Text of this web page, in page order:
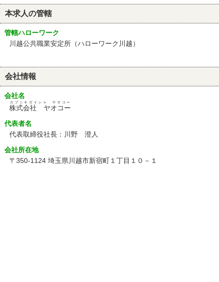
本求人の管轄
管轄ハローワーク
川越公共職業安定所（ハローワーク川越）
会社情報
会社名
株式会社 ヤオコー
カブシキガイシャ ヤオコー
代表者名
代表取締役社長：川野 澄人
会社所在地
〒350-1124 埼玉県川越市新宿町１丁目１０－１